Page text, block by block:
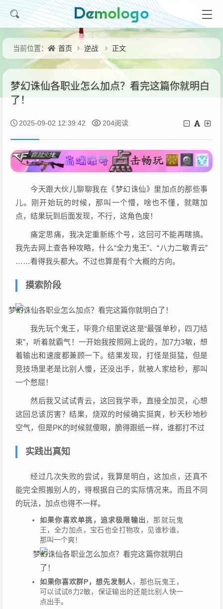
当前位置： 首页 逆战 正文
梦幻诛仙各职业怎么加点？看完这篇你就明白
了！
2025-09-02 12:39:42 204阅读
今天跟大伙儿聊聊我在《梦幻诛仙》里加点的那些事
儿。刚开始玩的时候，那叫一个懵，啥也不懂，就瞎加
点，结果玩到后面发现，不行，这角色废！
痛定思痛，我决定重新练个号，这回可不能再瞎搞。
我先去网上查各种攻略，什么“全力鬼王”、“八力二敏青云”
……看得我头都大。不过也算是有个大概的方向。
摸索阶段
我先玩个鬼王，毕竟介绍里说这是“最强单秒，四刀结
束”，听着就霸气！一开始我按照网上说的，加7力3敏，想
着输出和速度都兼顾一下。结果发现，打怪是挺猛，但是
竞技场里老是比别人慢，还没出手，就被人家给秒，那叫
一个憋屈！
然后我又试试青云，这回我学乖，直接全加灵，心想
这回总该厉害？结果，烧双的时候确实挺爽，秒天秒地秒
空气，但是PK的时候就傻眼，脆得跟纸一样，谁都打不过
实践出真知
经过几次失败的尝试，我算是明白，这加点，还真不
能完全照搬别人的，得根据自己的实际情况来。而且不同
的玩法，加点也得不一样。
如果你喜欢单挑，追求极限输出 ，那就玩鬼
王，全力加点，宝石也全打物攻，见谁秒谁，
那叫一个爽！
如果你喜欢群P，想先发制人 ，那也玩鬼王，
可以试试8力2敏，保证输出的还能比别人快一
点出手。